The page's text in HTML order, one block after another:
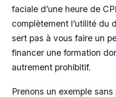
faciale d’une heure de
complètement l’utilité du
sert pas à vous faire un
financer une formation
autrement prohibitif.
Prenons un exemple